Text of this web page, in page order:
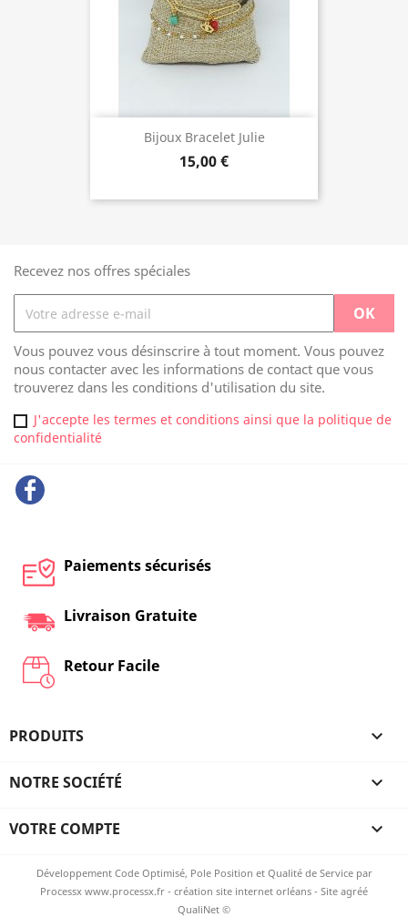
Bijoux Bracelet Julie
15,00 €
Recevez nos offres spéciales
Vous pouvez vous désinscrire à tout moment. Vous pouvez
nous contacter avec les informations de contact que vous
trouverez dans les conditions d'utilisation du site.
J'accepte les termes et conditions ainsi que la politique de
confidentialité
Paiements sécurisés
Livraison Gratuite
Retour Facile
PRODUITS 
NOTRE SOCIÉTÉ 
VOTRE COMPTE 
Développement Code Optimisé, Pole Position et Qualité de Service par
Processx www.processx.fr - création site internet orléans - Site agréé
QualiNet ©